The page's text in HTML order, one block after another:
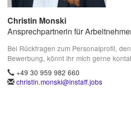
Christin Monski
Ansprechpartnerin für
Bei Rückfragen zum Personalprofil,
Bewerbung, könnt ihr mich gerne
+49 30 959 982 660
christin.monski@instaff.jobs